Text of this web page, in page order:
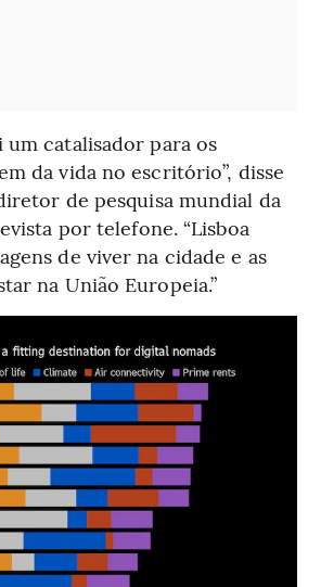
um catalisador para os
da vida no escritório”, disse
de pesquisa mundial da
por telefone. “Lisboa
de viver na cidade e as
na União Europeia.”